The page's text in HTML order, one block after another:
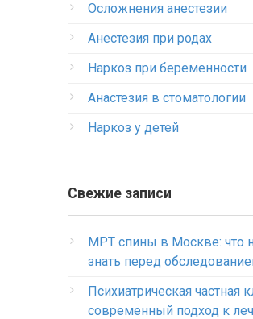
Осложнения анестезии
Анестезия при родах
Наркоз при беременности
Анастезия в стоматологии
Наркоз у детей
Свежие записи
МРТ спины в Москве: что
знать перед
Психиатрическая частная
современный подход к